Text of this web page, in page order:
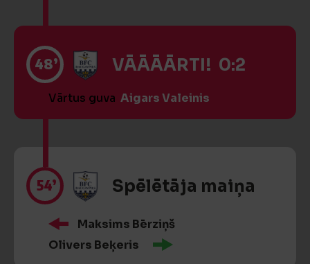
48’ VĀĀĀĀRTI! 0:2
Vārtus guva Aigars Valeinis
54’ Spēlētāja maiņa
Maksims Bērziņš
Olivers Beķeris